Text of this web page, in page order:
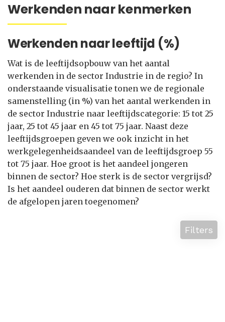
Werkenden naar kenmerken
Werkenden naar leeftijd (%)
Wat is de leeftijdsopbouw van het aantal
werkenden in de sector Industrie in de regio? In
onderstaande visualisatie tonen we de regionale
samenstelling (in %) van het aantal werkenden in
de sector Industrie naar leeftijdscategorie: 15 tot 25
jaar, 25 tot 45 jaar en 45 tot 75 jaar. Naast deze
leeftijdsgroepen geven we ook inzicht in het
werkgelegenheidsaandeel van de leeftijdsgroep 55
tot 75 jaar. Hoe groot is het aandeel jongeren
binnen de sector? Hoe sterk is de sector vergrijsd?
Is het aandeel ouderen dat binnen de sector werkt
de afgelopen jaren toegenomen?
Filters